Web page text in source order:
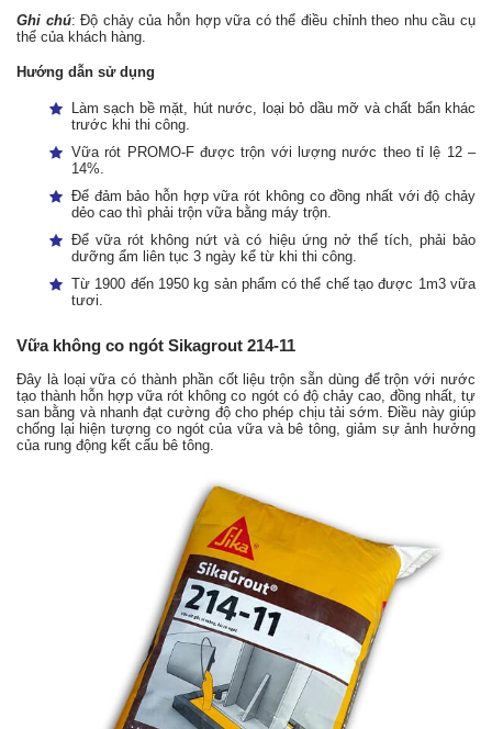
Ghi chú: Độ chảy của hỗn hợp vữa có thể điều chỉnh theo nhu cầu cụ
thể của khách hàng.
Hướng dẫn sử dụng
Làm sạch bề mặt, hút nước, loại bỏ dầu mỡ và chất bẩn khác
trước khi thi công.
Vữa rót PROMO-F được trộn với lượng nước theo tỉ lệ 12 –
14%.
Để đảm bảo hỗn hợp vữa rót không co đồng nhất với độ chảy
dẻo cao thì phải trộn vữa bằng máy trộn.
Để vữa rót không nứt và có hiệu ứng nở thể tích, phải bảo
dưỡng ẩm liên tục 3 ngày kể từ khi thi công.
Từ 1900 đến 1950 kg sản phẩm có thể chế tạo được 1m3vữa
tươi.
Vữa không co ngót Sikagrout 214-11
Đây là loại vữa có thành phần cốt liệu trộn sẵn dùng để trộn với nước
tạo thành hỗn hợp vữa rót không co ngót có độ chảy cao, đồng nhất, tự
san bằng và nhanh đạt cường độ cho phép chịu tải sớm. Điều này giúp
chống lại hiện tượng co ngót của vữa và bê tông, giảm sự ảnh hưởng
của rung động kết cấu bê tông.